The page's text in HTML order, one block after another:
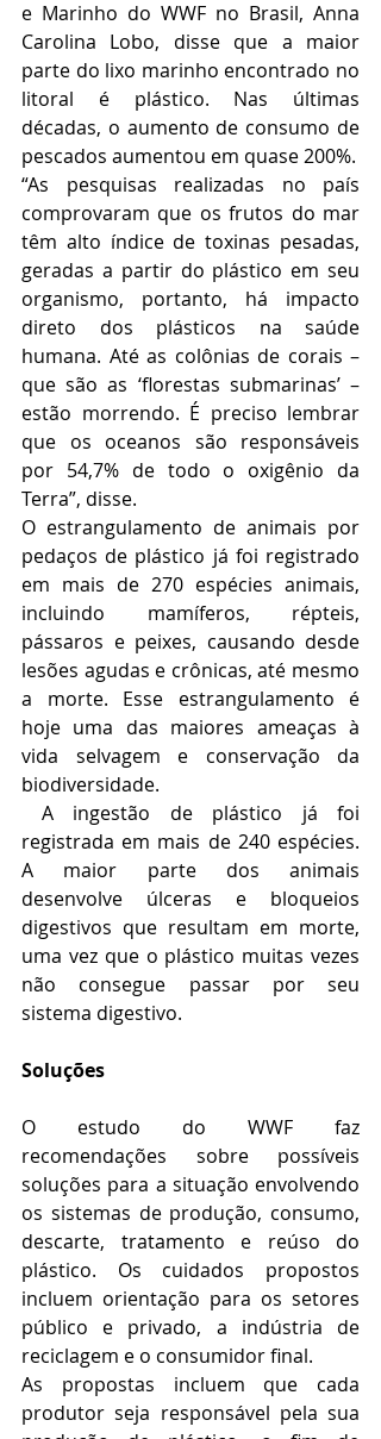
e Marinho do WWF no Brasil, Anna
Carolina Lobo, disse que a maior
parte do lixo marinho encontrado no
litoral é plástico. Nas últimas
décadas, o aumento de consumo de
pescados aumentou em quase 200%.
“As pesquisas realizadas no país
comprovaram que os frutos do mar
têm alto índice de toxinas pesadas,
geradas a partir do plástico em seu
organismo, portanto, há impacto
direto dos plásticos na saúde
humana. Até as colônias de corais –
que são as ‘florestas submarinas’ –
estão morrendo. É preciso lembrar
que os oceanos são responsáveis
por 54,7% de todo o oxigênio da
Terra”, disse.
O estrangulamento de animais por
pedaços de plástico já foi registrado
em mais de 270 espécies animais,
incluindo mamíferos, répteis,
pássaros e peixes, causando desde
lesões agudas e crônicas, até mesmo
a morte. Esse estrangulamento é
hoje uma das maiores ameaças à
vida selvagem e conservação da
biodiversidade.
registrada em mais de 240 espécies.
A maior parte dos animais
desenvolve úlceras e bloqueios
digestivos que resultam em morte,
uma vez que o plástico muitas vezes
não consegue passar por seu
sistema digestivo.
Soluções
O estudo do WWF faz
recomendações sobre possíveis
soluções para a situação envolvendo
os sistemas de produção, consumo,
descarte, tratamento e reúso do
plástico. Os cuidados propostos
incluem orientação para os setores
público e privado, a indústria de
reciclagem e o consumidor final.
As propostas incluem que cada
produtor seja responsável pela sua